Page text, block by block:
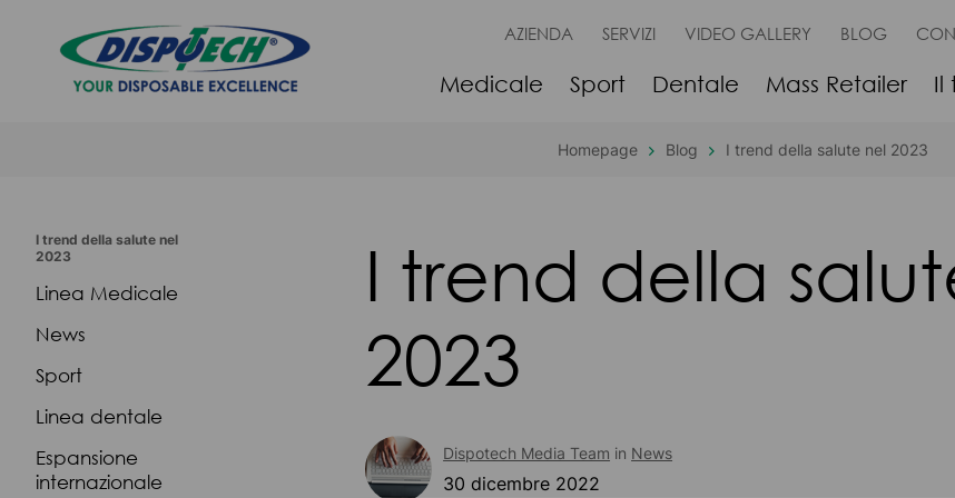
AZIENDA SERVIZI VIDEO GALLERY BLOG
Medicale Sport Dentale Mass Retailer Il
Homepage Blog I trend della salute nel 2023
I trend della salute nel
2023
Linea Medicale
News
Sport
Linea dentale
Espansione
internazionale
I trend della
2023
Dispotech Media Team in News
30 dicembre 2022